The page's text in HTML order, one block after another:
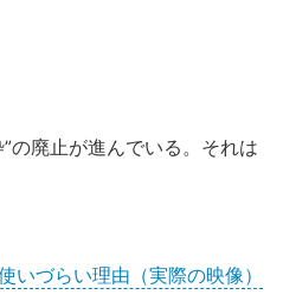
の廃止が進んでいる。それは
。
いづらい理由（実際の映像）